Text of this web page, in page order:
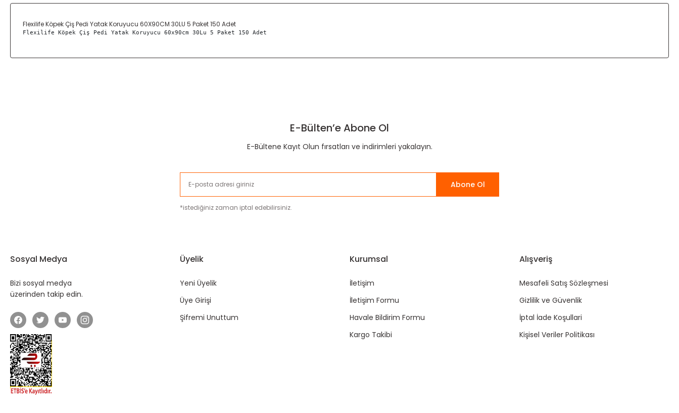
Flexilife Köpek Çiş Pedi Yatak Koruyucu 60X90CM 30LU 5 Paket 150 Adet
Flexilife Köpek Çiş Pedi Yatak Koruyucu 60x90cm 30Lu 5 Paket 150 Adet
Yorum Yaz
E-Bülten’e Abone Ol
E-Bültene Kayıt Olun fırsatları ve indirimleri yakalayın.
Abone Ol
*istediğiniz zaman iptal edebilirsiniz.
Sosyal Medya
Bizi sosyal medya
üzerinden takip edin.
Üyelik
Yeni Üyelik
Üye Girişi
Şifremi Unuttum
Kurumsal
İletişim
İletişim Formu
Havale Bildirim Formu
Kargo Takibi
Alışveriş
Mesafeli Satış Sözleşmesi
Gizlilik ve Güvenlik
İptal İade Koşullari
Kişisel Veriler Politikası